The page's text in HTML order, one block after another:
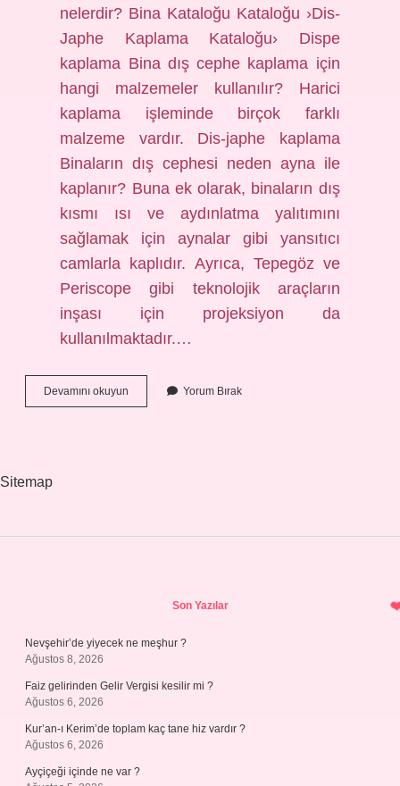
nelerdir? Bina Kataloğu Kataloğu ›Dis-
Japhe Kaplama Kataloğu› Dispe
kaplama Bina dış cephe kaplama için
hangi malzemeler kullanılır? Harici
kaplama işleminde birçok farklı
malzeme vardır. Dis-japhe kaplama
Binaların dış cephesi neden ayna ile
kaplanır? Buna ek olarak, binaların dış
kısmı ısı ve aydınlatma yalıtımını
sağlamak için aynalar gibi yansıtıcı
camlarla kaplıdır. Ayrıca, Tepegöz ve
Periscope gibi teknolojik araçların
inşası için projeksiyon da
kullanılmaktadır.…
Devamını okuyun
Cephe
Yorum Bırak
Sitemap
Son Yazılar
Nevşehir’de yiyecek ne meşhur ?
Ağustos 8, 2026
Faiz gelirinden Gelir Vergisi kesilir mi ?
Ağustos 6, 2026
Kur’an-ı Kerim’de toplam kaç tane hiz vardır ?
Ağustos 6, 2026
Ayçiçeği içinde ne var ?